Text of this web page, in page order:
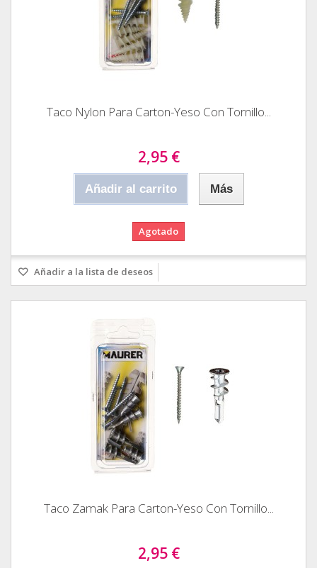
Taco Nylon Para Carton-Yeso Con Tornillo...
2,95 €
Añadir al carrito Más
Agotado
Añadir a la lista de deseos
Taco Zamak Para Carton-Yeso Con Tornillo...
2,95 €